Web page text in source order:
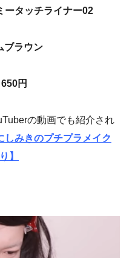
タッチライナー02
ブラウン
円
の動画でも紹介され
しみきのプチプラメイク
】